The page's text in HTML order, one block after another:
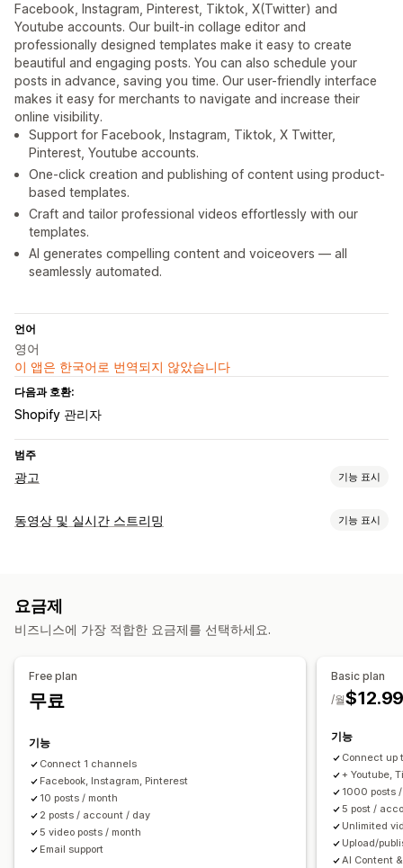
Facebook, Instagram, Pinterest, Tiktok, X(Twitter) and
Youtube accounts. Our built-in collage editor and
professionally designed templates make it easy to create
beautiful and engaging posts. You can also schedule your
posts in advance, saving you time. Our user-friendly interface
makes it easy for merchants to navigate and increase their
online visibility.
Support for Facebook, Instagram, Tiktok, X Twitter,
Pinterest, Youtube accounts.
One-click creation and publishing of content using product-
based templates.
Craft and tailor professional videos effortlessly with our
templates.
AI generates compelling content and voiceovers — all
seamlessly automated.
언어
영어
이 앱은 한국어로 번역되지 않았습니다
다음과 호환:
Shopify 관리자
범주
광고 기능 표시
타게팅
AI 최적화
소셜 미디어
동영상 광고
대시보드
동영상 및 실시간 스트리밍 기능 표시
맞춤 설정
요금제
비즈니스에 가장 적합한 요금제를 선택하세요.
Free plan
무료
기능
Connect 1 channels
Facebook, Instagram, Pinterest
10 posts / month
2 posts / account / day
5 video posts / month
Email support
Basic plan
/월
기능
Connect up
+ Youtube,
1000 posts
5 post /
Unlimited
Upload/
AI Content